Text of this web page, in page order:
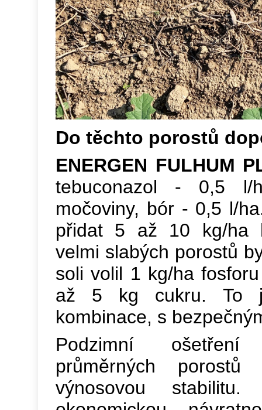
Do těchto porostů
ENERGEN FULHUM
tebuconazol - 0,5
močoviny, bór - 0,5 l/
přidat 5 až 10 kg/ha
velmi slabých porostů
soli volil 1 kg/ha
až 5 kg cukru. To
kombinace, s
Podzimní
průměrných
výnosovou